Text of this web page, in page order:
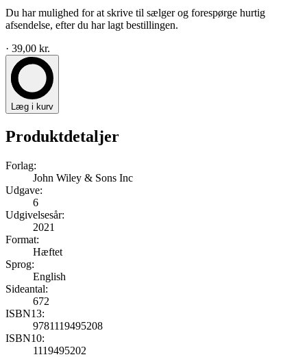
Du har mulighed for at skrive til sælger og forespørge hurtig
afsendelse, efter du har lagt bestillingen.
· 39,00 kr.
Læg i kurv
Produktdetaljer
Forlag:
John Wiley & Sons Inc
Udgave:
6
Udgivelsesår:
2021
Format:
Hæftet
Sprog:
English
Sideantal:
672
ISBN13:
9781119495208
ISBN10:
1119495202